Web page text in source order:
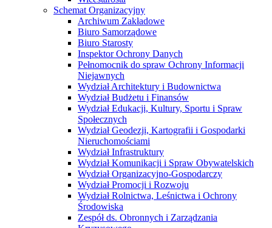
Schemat Organizacyjny
Archiwum Zakładowe
Biuro Samorządowe
Biuro Starosty
Inspektor Ochrony Danych
Pełnomocnik do spraw Ochrony Informacji
Niejawnych
Wydział Architektury i Budownictwa
Wydział Budżetu i Finansów
Wydział Edukacji, Kultury, Sportu i Spraw
Społecznych
Wydział Geodezji, Kartografii i Gospodarki
Nieruchomościami
Wydział Infrastruktury
Wydział Komunikacji i Spraw Obywatelskich
Wydział Organizacyjno-Gospodarczy
Wydział Promocji i Rozwoju
Wydział Rolnictwa, Leśnictwa i Ochrony
Środowiska
Zespół ds. Obronnych i Zarządzania